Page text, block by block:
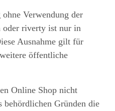
Verwendung der
oder riverty ist nur in
Ausnahme gilt für
öffentliche
Online Shop nicht
Gründen die